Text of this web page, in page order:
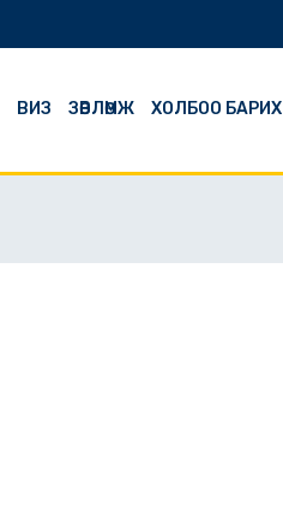
ВИЗ ЗӨВЛӨМЖ ХОЛБОО БАРИХ